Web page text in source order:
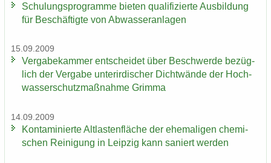
Schu­lungs­pro­gram­me bie­ten qua­li­fi­zier­te Aus­bil­dung
für Be­schäf­tig­te von Ab­was­ser­an­la­gen
15.09.2009
Ver­ga­be­kam­mer ent­schei­det über Be­schwer­de be­züg­
lich der Ver­ga­be un­ter­ir­di­scher Dicht­wän­de der Hoch­
was­ser­schutz­maß­nah­me Grim­ma
14.09.2009
Kon­ta­mi­nier­te Alt­las­ten­flä­che der ehe­ma­li­gen che­mi­
schen Rei­ni­gung in Leip­zig kann sa­niert wer­den